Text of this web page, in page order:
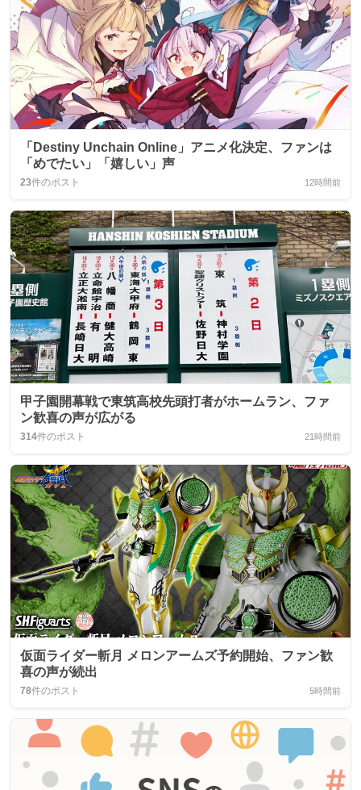
「Destiny Unchain Online」アニメ化決定、ファンは
「めでたい」「嬉しい」声
23件のポスト 12時間前
甲子園開幕戦で東筑高校先頭打者がホームラン、ファ
ン歓喜の声が広がる
314件のポスト 21時間前
仮面ライダー斬月 メロンアームズ予約開始、ファン歓
喜の声が続出
78件のポスト 5時間前